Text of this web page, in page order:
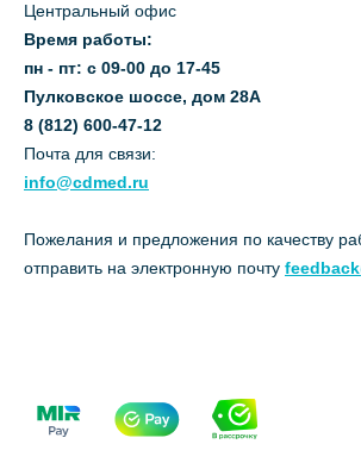
Центральный офис
Время работы:
пн - пт: с 09-00 до 17-45
Пулковское шоссе, дом 28А
8 (812) 600-47-12
Почта для связи:
info@cdmed.ru
Пожелания и предложения по качеству
отправить на электронную почту